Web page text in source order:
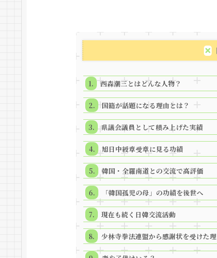
西森潮三とはどんな人物？
国籍が話題になる理由とは？
県議会議員として積み上げた実績
旭日中綬章受章に見る功績
韓国・全羅南道との交流で高評価
「韓国孤児の母」の功績を後世へ
現在も続く日韓交流活動
少林寺拳法連盟から感謝状を受けた